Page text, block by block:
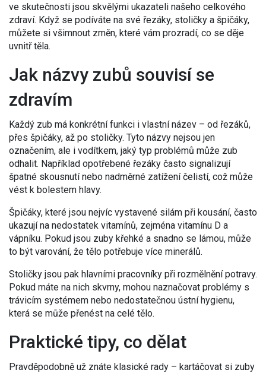
ve skutečnosti jsou skvělými ukazateli našeho celkového
zdraví. Když se podíváte na své řezáky, stoličky a špičáky,
můžete si všimnout změn, které vám prozradí, co se děje
uvnitř těla.
Jak názvy zubů souvisí se
zdravím
Každý zub má konkrétní funkci i vlastní název – od řezáků,
přes špičáky, až po stoličky. Tyto názvy nejsou jen
označením, ale i vodítkem, jaký typ problémů může zub
odhalit. Například opotřebené řezáky často signalizují
špatné skousnutí nebo nadměrné zatížení čelistí, což může
vést k bolestem hlavy.
Špičáky, které jsou nejvíc vystavené silám při kousání, často
ukazují na nedostatek vitamínů, zejména vitamínu D a
vápníku. Pokud jsou zuby křehké a snadno se lámou, může
to být varování, že tělo potřebuje více minerálů.
Stoličky jsou pak hlavními pracovníky při rozmělnění potravy.
Pokud máte na nich skvrny, mohou naznačovat problémy s
trávicím systémem nebo nedostatečnou ústní hygienu,
která se může přenést na celé tělo.
Praktické tipy, co dělat
Pravděpodobně už znáte klasické rady – kartáčovat si zuby